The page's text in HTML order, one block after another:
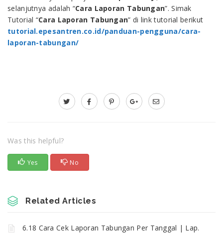
selanjutnya adalah “Cara Laporan Tabungan”. Simak
Tutorial “Cara Laporan Tabungan” di link tutorial berikut
tutorial.epesantren.co.id/panduan-pengguna/cara-
laporan-tabungan/
Was this helpful?
Yes No
Related Articles
6.18 Cara Cek Laporan Tabungan Per Tanggal | Lap.